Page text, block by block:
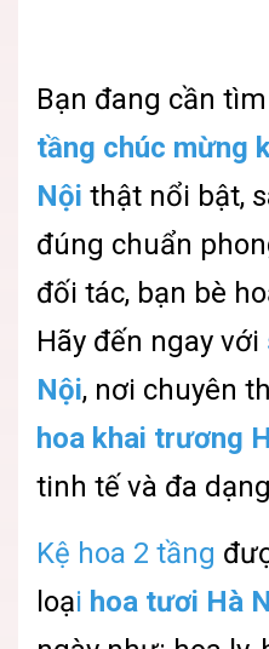
Bạn đang cần
tầng chúc mừng
Nội thật nổi bật,
đúng chuẩn
đối tác, bạn bè
Hãy đến ngay với
Nội, nơi chuyên
hoa khai trương
tinh tế và đa
Kệ hoa 2 tầng
loại hoa tươi Hà